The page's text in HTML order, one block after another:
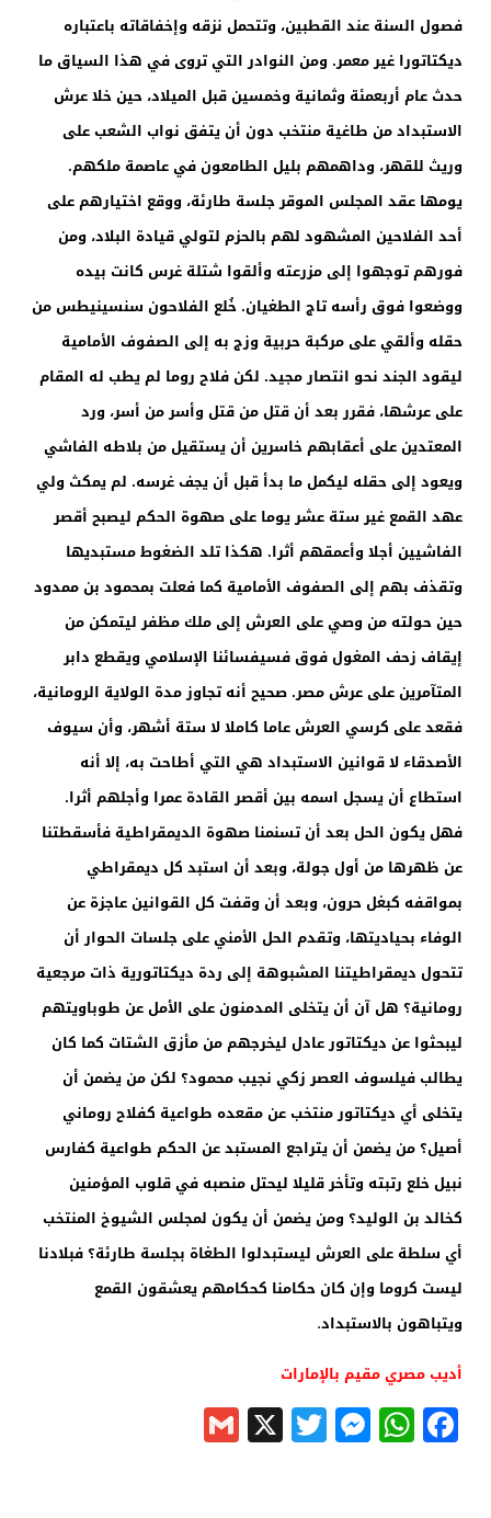
فصول السنة عند القطبين، وتتحمل نزقه وإخفاقاته باعتباره
ديكتاتورا غير معمر. ومن النوادر التي تروى في هذا السياق ما
حدث عام أربعمئة وثمانية وخمسين قبل الميلاد، حين خلا عرش
الاستبداد من طاغية منتخب دون أن يتفق نواب الشعب على
وريث للقهر، وداهمهم بليل الطامعون في عاصمة ملكهم.
يومها عقد المجلس الموقر جلسة طارئة، ووقع اختيارهم على
أحد الفلاحين المشهود لهم بالحزم لتولي قيادة البلاد، ومن
فورهم توجهوا إلى مزرعته وألقوا شتلة غرس كانت بيده
ووضعوا فوق رأسه تاج الطغيان. خُلع الفلاحون سنسينيطس من
حقله وألقي على مركبة حربية وزج به إلى الصفوف الأمامية
ليقود الجند نحو انتصار مجيد. لكن فلاح روما لم يطب له المقام
على عرشها، فقرر بعد أن قتل من قتل وأسر من أسر، ورد
المعتدين على أعقابهم خاسرين أن يستقيل من بلاطه الفاشي
ويعود إلى حقله ليكمل ما بدأ قبل أن يجف غرسه. لم يمكث ولي
عهد القمع غير ستة عشر يوما على صهوة الحكم ليصبح أقصر
الفاشيين أجلا وأعمقهم أثرا. هكذا تلد الضغوط مستبديها
وتقذف بهم إلى الصفوف الأمامية كما فعلت بمحمود بن ممدود
حين حولته من وصي على العرش إلى ملك مظفر ليتمكن من
إيقاف زحف المغول فوق فسيفسائنا الإسلامي ويقطع دابر
المتآمرين على عرش مصر. صحيح أنه تجاوز مدة الولاية الرومانية،
فقعد على كرسي العرش عاما كاملا لا ستة أشهر، وأن سيوف
الأصدقاء لا قوانين الاستبداد هي التي أطاحت به، إلا أنه
استطاع أن يسجل اسمه بين أقصر القادة عمرا وأجلهم أثرا.
فهل يكون الحل بعد أن تسنمنا صهوة الديمقراطية فأسقطتنا
عن ظهرها من أول جولة، وبعد أن استبد كل ديمقراطي
بمواقفه كبغل حرون، وبعد أن وقفت كل القوانين عاجزة عن
الوفاء بحياديتها، وتقدم الحل الأمني على جلسات الحوار أن
تتحول ديمقراطيتنا المشبوهة إلى ردة ديكتاتورية ذات مرجعية
رومانية؟ هل آن أن يتخلى المدمنون على الأمل عن طوباويتهم
ليبحثوا عن ديكتاتور عادل ليخرجهم من مأزق الشتات كما كان
يطالب فيلسوف العصر زكي نجيب محمود؟ لكن من يضمن أن
يتخلى أي ديكتاتور منتخب عن مقعده طواعية كفلاح روماني
أصيل؟ من يضمن أن يتراجع المستبد عن الحكم طواعية كفارس
نبيل خلع رتبته وتأخر قليلا ليحتل منصبه في قلوب المؤمنين
كخالد بن الوليد؟ ومن يضمن أن يكون لمجلس الشيوخ المنتخب
أي سلطة على العرش ليستبدلوا الطغاة بجلسة طارئة؟ فبلادنا
ليست كروما وإن كان حكامنا كحكامهم يعشقون القمع
ويتباهون بالاستبداد.
أديب مصري مقيم بالإمارات
Facebook
WhatsApp
Messenger
Twitter
X